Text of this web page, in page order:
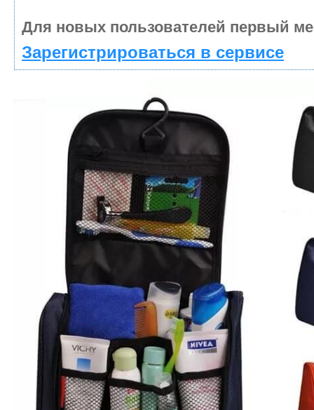
Для новых пользователей первый
Зарегистрироваться в сервисе